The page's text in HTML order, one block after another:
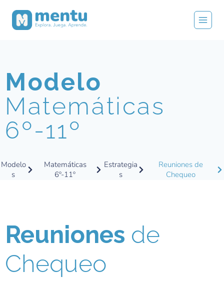
Modelo
Matemáticas
6º-11º
Modelo
s
Matemáticas
6º-11º
Estrategia
s
Reuniones de
Chequeo
Reuniones de
Chequeo